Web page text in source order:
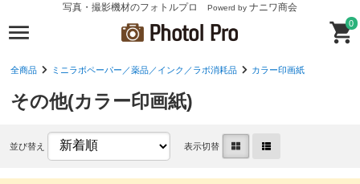
写真・撮影機材のフォトルプロ Powerd by ナニワ商会
0
全商品 ミニラボペーパー／薬品／インク／ラボ消耗品 カラー印画紙
その他(カラー印画紙)
並び替え 表示切替